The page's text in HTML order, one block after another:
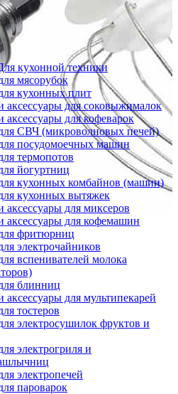
кухонной техники
мясорубок
кухонных плит
аксессуары для соковыжималок
аксессуары для кофеварок
СВЧ (микроволновых печей)
посудомоечных машин
термопотов
йогуртниц
кухонных комбайнов (машин)
кухонных вытяжек
аксессуары для миксеров
аксессуары для кофемашин
фритюрниц
электрочайников
вспенивателей молока
блинниц
аксессуары для мультипекарей
тостеров
электросушилок фруктов и
электрогриля и
электропечей
пароварок